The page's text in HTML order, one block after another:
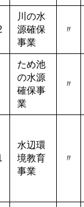
川の水
源確保
事業
〃
ため池
の水源
確保事
業
〃
水辺環
境教育
事業
〃